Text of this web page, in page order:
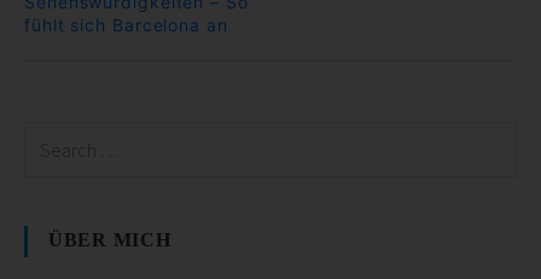
fühlt sich Barcelona an
ÜBER MICH